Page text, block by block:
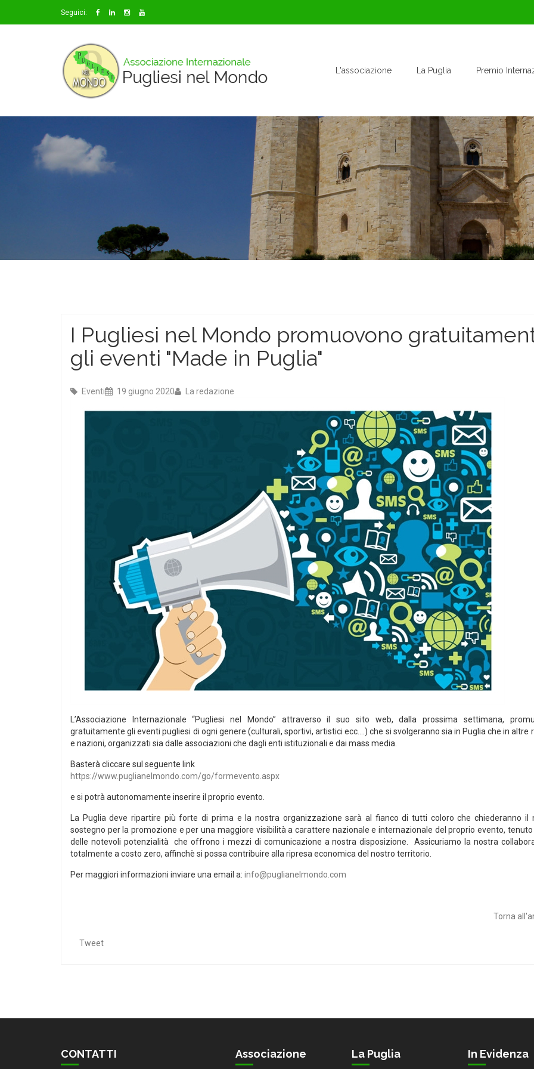
Seguici:
L'associazione La Puglia Premio
I Pugliesi nel Mondo promuovono
gli eventi "Made in Puglia"
Eventi 19 giugno 2020 La redazione
L’Associazione Internazionale “Pugliesi nel Mondo” attraverso il suo sito web, dalla prossima settimana,
gratuitamente gli eventi pugliesi di ogni genere (culturali, sportivi, artistici ecc….) che si svolgeranno sia in Puglia che in altre
e nazioni, organizzati sia dalle associazioni che dagli enti istituzionali e dai mass media.
Basterà cliccare sul seguente link
https://www.puglianelmondo.com/go/formevento.aspx
e si potrà autonomamente inserire il proprio evento.
La Puglia deve ripartire più forte di prima e la nostra organizzazione sarà al fianco di tutti coloro che chiederanno il
sostegno per la promozione e per una maggiore visibilità a carattere nazionale e internazionale del proprio evento,
delle notevoli potenzialità che offrono i mezzi di comunicazione a nostra disposizione. Assicuriamo la nostra
totalmente a costo zero, affinchè si possa contribuire alla ripresa economica del nostro territorio.
Per maggiori informazioni inviare una email a: info@puglianelmondo.com
Torna
Tweet
CONTATTI Associazione La Puglia In Evidenza